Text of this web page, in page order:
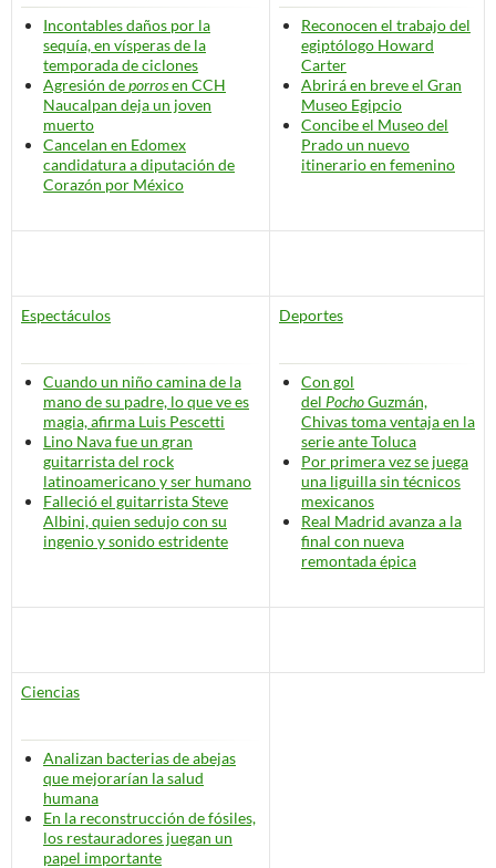
Incontables daños por la
sequía, en vísperas de la
temporada de ciclones
Agresión deporrosen CCH
Naucalpan deja un joven
muerto
Cancelan en Edomex
candidatura a diputación de
Corazón por México
Reconocen el trabajo del
egiptólogo Howard
Carter
Abrirá en breve el Gran
Museo Egipcio
Concibe el Museo del
Prado un nuevo
itinerarioen femenino
Espectáculos
Cuando un niño camina de la
mano de su padre, lo que ve es
magia, afirma Luis Pescetti
Lino Nava fue un gran
guitarrista del rock
latinoamericano y ser humano
Falleció el guitarrista Steve
Albini, quien sedujo con su
ingenio y sonido estridente
Deportes
Con gol
del PochoGuzmán,
Chivas toma ventaja en la
serie ante Toluca
Por primera vez se juega
una liguilla sin técnicos
mexicanos
Real Madrid avanza a la
final con nueva
remontada épica
Ciencias
Analizan bacterias de abejas
que mejorarían la salud
humana
En la reconstrucción de fósiles,
los restauradores juegan un
papel importante